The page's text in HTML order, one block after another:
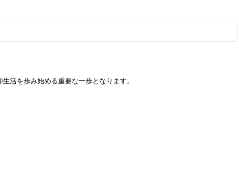
活を歩み始める重要な一歩となります。